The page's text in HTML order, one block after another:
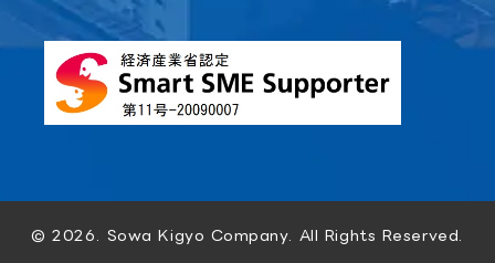
© 2026. Sowa Kigyo Company. All Rights Reserved.